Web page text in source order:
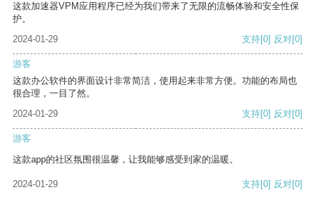
这款加速器VPM应用程序已经为我们带来了无限的流畅体验和安全性保
护。
2024-01-29
支持[0] 反对[0]
游客
这款办公软件的界面设计非常简洁，使用起来非常方便。功能的布局也
很合理，一目了然。
2024-01-29
支持[0] 反对[0]
游客
这款app的社区氛围很温馨，让我能够感受到家的温暖。
2024-01-29 支持[0] 反对[0]